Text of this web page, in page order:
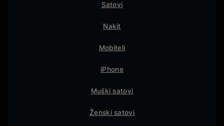
Satovi
Nakit
Mobiteli
iPhone
Muški satovi
Ženski satovi